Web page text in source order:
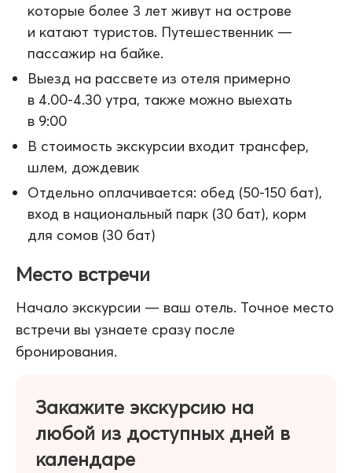
которые более 3 лет живут на острове
и катают туристов. Путешественник —
пассажир на байке.
Выезд на рассвете из отеля примерно
в 4.00-4.30 утра, также можно выехать
в 9:00
В стоимость экскурсии входит трансфер,
шлем, дождевик
Отдельно оплачивается: обед (50-150 бат),
вход в национальный парк (30 бат), корм
для сомов (30 бат)
Место встречи
Начало экскурсии — ваш отель. Точное место
встречи вы узнаете сразу после
бронирования.
Закажите экскурсию на
любой из доступных дней в
календаре